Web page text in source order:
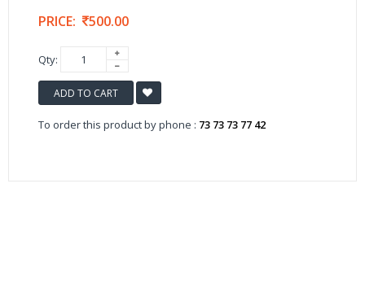
PRICE: 500.00
Qty:
ADD TO CART
To order this product by phone : 73 73 73 77 42